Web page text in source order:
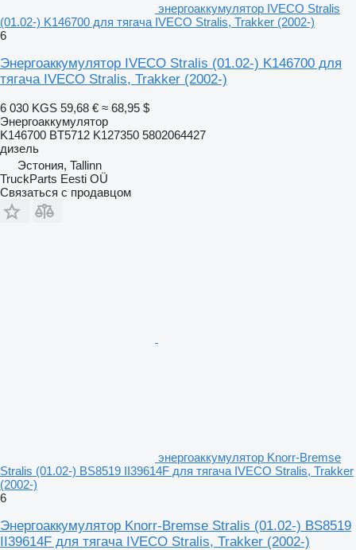
энергоаккумулятор IVECO Stralis
(01.02-) K146700 для тягача IVECO Stralis, Trakker (2002-)
6
Энергоаккумулятор IVECO Stralis (01.02-) K146700 для
тягача IVECO Stralis, Trakker (2002-)
6 030 KGS 59,68 € ≈ 68,95 $
Энергоаккумулятор
K146700 BT5712 K127350 5802064427
дизель
Эстония, Tallinn
TruckParts Eesti OÜ
Связаться с продавцом
энергоаккумулятор Knorr-Bremse
Stralis (01.02-) BS8519 II39614F для тягача IVECO Stralis, Trakker
(2002-)
6
Энергоаккумулятор Knorr-Bremse Stralis (01.02-) BS8519
II39614F для тягача IVECO Stralis, Trakker (2002-)